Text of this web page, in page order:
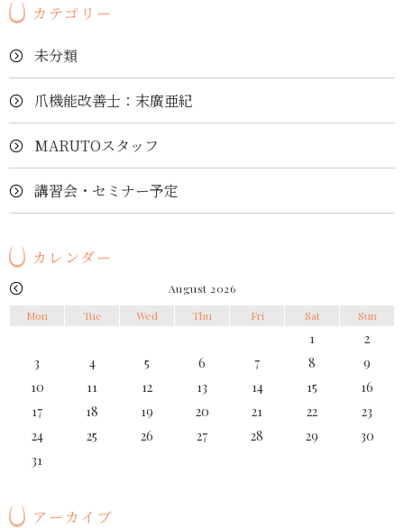
カテゴリー
未分類
爪機能改善士：末廣亜紀
MARUTOスタッフ
講習会・セミナー予定
カレンダー
August 2026
Mon
Tue Wed Thu Fri Sat Sun
1
2
3
4 5 6 7 8
9
10
11 12 13 14 15
16
17
18 19 20 21 22
23
24
25 26 27 28 29
30
31
アーカイブ